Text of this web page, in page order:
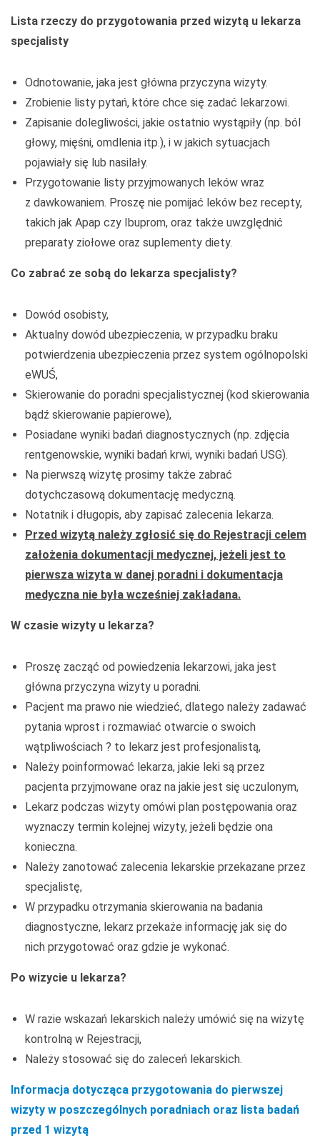
Lista rzeczy do przygotowania przed wizytą u lekarza
specjalisty
Odnotowanie, jaka jest główna przyczyna wizyty.
Zrobienie listy pytań, które chce się zadać lekarzowi.
Zapisanie dolegliwości, jakie ostatnio wystąpiły (np. ból
głowy, mięśni, omdlenia itp.), i w jakich sytuacjach
pojawiały się lub nasilały.
Przygotowanie listy przyjmowanych leków wraz
z dawkowaniem. Proszę nie pomijać leków bez recepty,
takich jak Apap czy Ibuprom, oraz także uwzględnić
preparaty ziołowe oraz suplementy diety.
Co zabrać ze sobą do lekarza specjalisty?
Dowód osobisty,
Aktualny dowód ubezpieczenia, w przypadku braku
potwierdzenia ubezpieczenia przez system ogólnopolski
eWUŚ,
Skierowanie do poradni specjalistycznej (kod skierowania
bądź skierowanie papierowe),
Posiadane wyniki badań diagnostycznych (np. zdjęcia
rentgenowskie, wyniki badań krwi, wyniki badań USG).
Na pierwszą wizytę prosimy także zabrać
dotychczasową dokumentację medyczną.
Notatnik i długopis, aby zapisać zalecenia lekarza.
Przed wizytą należy zgłosić się do Rejestracji celem
założenia dokumentacji medycznej, jeżeli jest to
pierwsza wizyta w danej poradni i dokumentacja
medyczna nie była wcześniej zakładana.
W czasie wizyty u lekarza?
Proszę zacząć od powiedzenia lekarzowi, jaka jest
główna przyczyna wizyty u poradni.
Pacjent ma prawo nie wiedzieć, dlatego należy zadawać
pytania wprost i rozmawiać otwarcie o swoich
wątpliwościach ? to lekarz jest profesjonalistą,
Należy poinformować lekarza, jakie leki są przez
pacjenta przyjmowane oraz na jakie jest się uczulonym,
Lekarz podczas wizyty omówi plan postępowania oraz
wyznaczy termin kolejnej wizyty, jeżeli będzie ona
konieczna.
Należy zanotować zalecenia lekarskie przekazane przez
specjalistę,
W przypadku otrzymania skierowania na badania
diagnostyczne, lekarz przekaże informację jak się do
nich przygotować oraz gdzie je wykonać.
Po wizycie u lekarza?
W razie wskazań lekarskich należy umówić się na wizytę
kontrolną w Rejestracji,
Należy stosować się do zaleceń lekarskich.
Informacja dotycząca przygotowania do pierwszej
wizyty w poszczególnych poradniach oraz lista badań
przed 1 wizytą